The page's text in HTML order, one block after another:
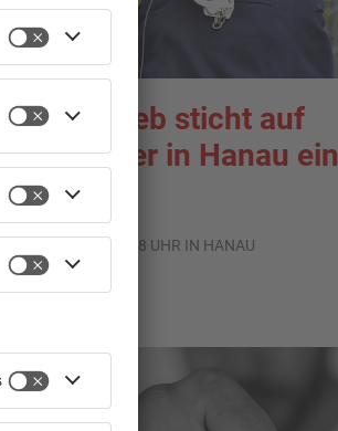
Ladendieb sticht auf
Verkäufer in Hanau ein
07.08.2026, 14:28 UHR IN HANAU